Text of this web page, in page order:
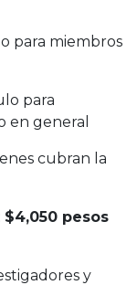
para miembros
para
en general
cubran la
$4,050 pesos
y